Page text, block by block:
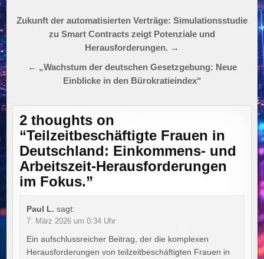
Beitragsnavigation
Zukunft der automatisierten Verträge: Simulationsstudie
zu Smart Contracts zeigt Potenziale und
Herausforderungen. →
← „Wachstum der deutschen Gesetzgebung: Neue
Einblicke in den Bürokratieindex“
2 thoughts on
“Teilzeitbeschäftigte Frauen in
Deutschland: Einkommens- und
Arbeitszeit-Herausforderungen
im Fokus.”
Paul L. sagt:
7. März 2026 um 0:34 Uhr
Ein aufschlussreicher Beitrag, der die komplexen
Herausforderungen von teilzeitbeschäftigten Frauen in